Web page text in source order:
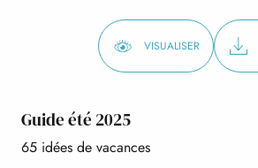
VISUALISER
Guide été 2025
65 idées de vacances